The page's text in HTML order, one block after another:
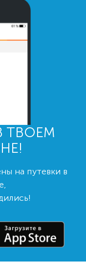
ТВОЕМ
на путевки в